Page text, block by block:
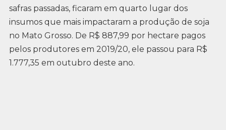
safras passadas, ficaram em quarto lugar dos
insumos que mais impactaram a produção de soja
no Mato Grosso. De R$ 887,99 por hectare pagos
pelos produtores em 2019/20, ele passou para R$
1.777,35 em outubro deste ano.